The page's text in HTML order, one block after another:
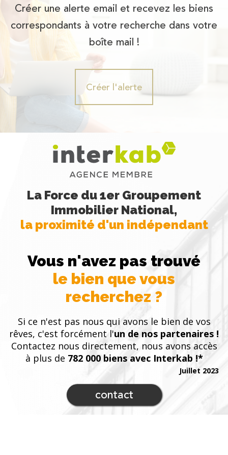
Créer une alerte email et recevez les biens
correspondants à votre recherche dans votre
boîte mail !
Créer l'alerte
La Force du 1er Groupement
Immobilier National,
la proximité d'un indépendant
Vous n'avez pas trouvé
le bien que vous
recherchez ?
Si ce n'est pas nous qui avons le bien de vos
rêves, c'est forcément l'un de nos partenaires !
Contactez nous directement, nous avons accès
à plus de 782 000 biens avec Interkab !*
contact
Juillet 2023